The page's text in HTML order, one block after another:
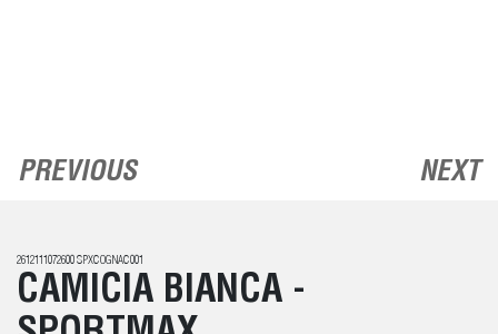
PREVIOUS NEXT
2612111072600 SPXCOGNAC001
CAMICIA BIANCA -